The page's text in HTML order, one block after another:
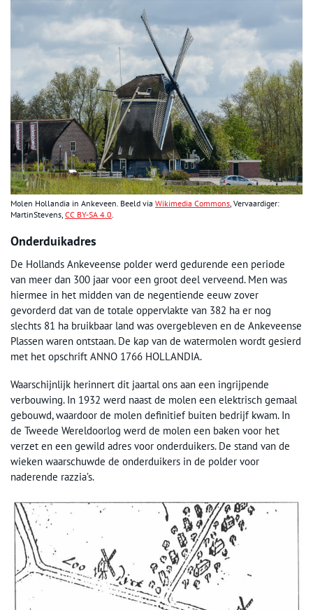
Molen Hollandia in Ankeveen. Beeld via Wikimedia Commons, Vervaardiger:
MartinStevens, CC BY-SA 4.0.
Onderduikadres
De Hollands Ankeveense polder werd gedurende een periode
van meer dan 300 jaar voor een groot deel verveend. Men was
hiermee in het midden van de negentiende eeuw zover
gevorderd dat van de totale oppervlakte van 382 ha er nog
slechts 81 ha bruikbaar land was overgebleven en de Ankeveense
Plassen waren ontstaan. De kap van de watermolen wordt gesierd
met het opschrift ANNO 1766 HOLLANDIA.
Waarschijnlijk herinnert dit jaartal ons aan een ingrijpende
verbouwing. In 1932 werd naast de molen een elektrisch gemaal
gebouwd, waardoor de molen definitief buiten bedrijf kwam. In
de Tweede Wereldoorlog werd de molen een baken voor het
verzet en een gewild adres voor onderduikers. De stand van de
wieken waarschuwde de onderduikers in de polder voor
naderende razzia’s.